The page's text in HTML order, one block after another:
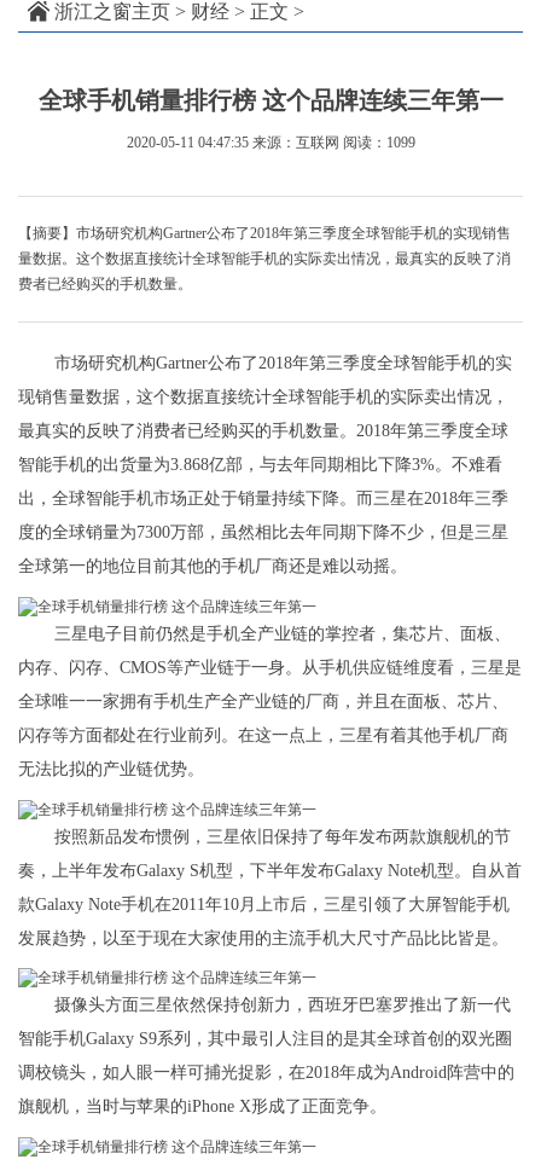
浙江之窗主页 > 财经 > 正文 >
全球手机销量排行榜 这个品牌连续三年第一
2020-05-11 04:47:35 来源：互联网 阅读：1099
【摘要】市场研究机构Gartner公布了2018年第三季度全球智能手机的实现销售
量数据。这个数据直接统计全球智能手机的实际卖出情况，最真实的反映了消
费者已经购买的手机数量。
市场研究机构Gartner公布了2018年第三季度全球智能手机的实
现销售量数据，这个数据直接统计全球智能手机的实际卖出情况，
最真实的反映了消费者已经购买的手机数量。2018年第三季度全球
智能手机的出货量为3.868亿部，与去年同期相比下降3%。不难看
出，全球智能手机市场正处于销量持续下降。而三星在2018年三季
度的全球销量为7300万部，虽然相比去年同期下降不少，但是三星
全球第一的地位目前其他的手机厂商还是难以动摇。
三星电子目前仍然是手机全产业链的掌控者，集芯片、面板、
内存、闪存、CMOS等产业链于一身。从手机供应链维度看，三星是
全球唯一一家拥有手机生产全产业链的厂商，并且在面板、芯片、
闪存等方面都处在行业前列。在这一点上，三星有着其他手机厂商
无法比拟的产业链优势。
按照新品发布惯例，三星依旧保持了每年发布两款旗舰机的节
奏，上半年发布Galaxy S机型，下半年发布Galaxy Note机型。自从首
款Galaxy Note手机在2011年10月上市后，三星引领了大屏智能手机
发展趋势，以至于现在大家使用的主流手机大尺寸产品比比皆是。
摄像头方面三星依然保持创新力，西班牙巴塞罗推出了新一代
智能手机Galaxy S9系列，其中最引人注目的是其全球首创的双光圈
调校镜头，如人眼一样可捕光捉影，在2018年成为Android阵营中的
旗舰机，当时与苹果的iPhone X形成了正面竞争。